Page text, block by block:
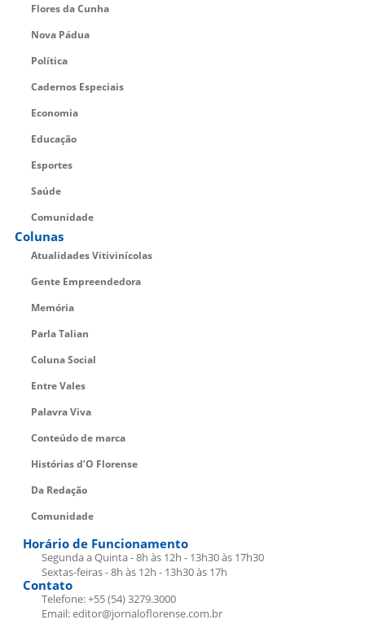
Flores da Cunha
Nova Pádua
Política
Cadernos Especiais
Economia
Educação
Esportes
Saúde
Comunidade
Colunas
Atualidades Vitivinícolas
Gente Empreendedora
Memória
Parla Talian
Coluna Social
Entre Vales
Palavra Viva
Conteúdo de marca
Histórias d’O Florense
Da Redação
Comunidade
Horário de Funcionamento
Segunda a Quinta - 8h às 12h - 13h30 às 17h30
Sextas-feiras - 8h às 12h - 13h30 às 17h
Contato
Telefone: +55 (54) 3279.3000
Email: editor@jornaloflorense.com.br